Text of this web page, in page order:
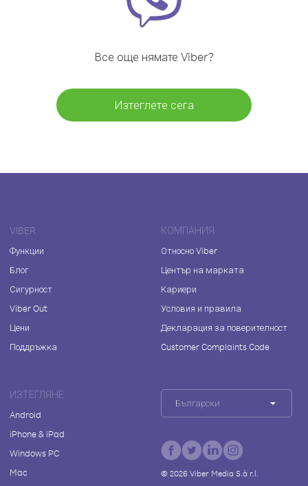
Все още нямате Viber?
Изтеглете сега
VIBER
Функции
Блог
Сигурност
Viber Out
Цени
Поддръжка
КОМПАНИЯ
Относно Viber
Център на марката
Кариери
Условия и правила
Декларация за поверителност
Customer Complaints Code
ИЗТЕГЛЯНЕ
Android
iPhone & iPad
Windows PC
Mac
Български
© 2026Viber Media S.à r.l.